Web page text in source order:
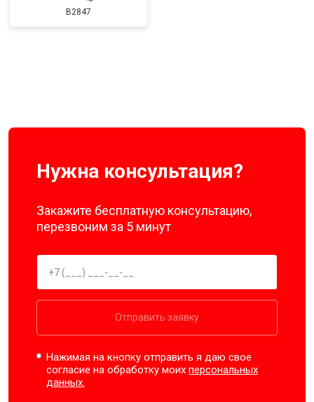
B2847
Нужна консультация?
Закажите бесплатную консультацию,
перезвоним за 5 минут
Отправить заявку
Нажимая на кнопку отправить я даю свое
согласие на обработку моихперсональных
данных.